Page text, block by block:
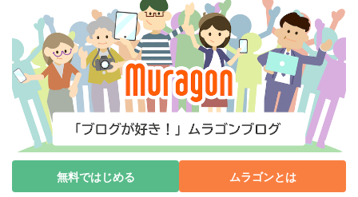
無料ではじめる ムラゴンとは